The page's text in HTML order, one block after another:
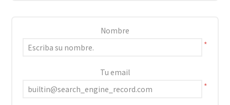
Nombre
*
Tu email
*